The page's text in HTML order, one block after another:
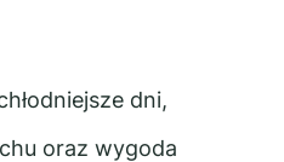
dni,
oraz wygoda